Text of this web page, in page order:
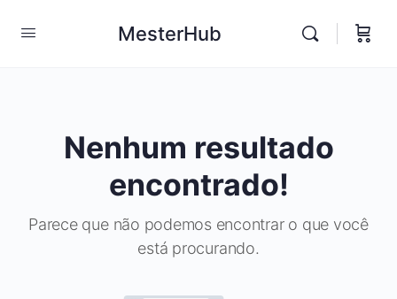
MesterHub
Nenhum resultado
encontrado!
Parece que não podemos encontrar o que você
está procurando.